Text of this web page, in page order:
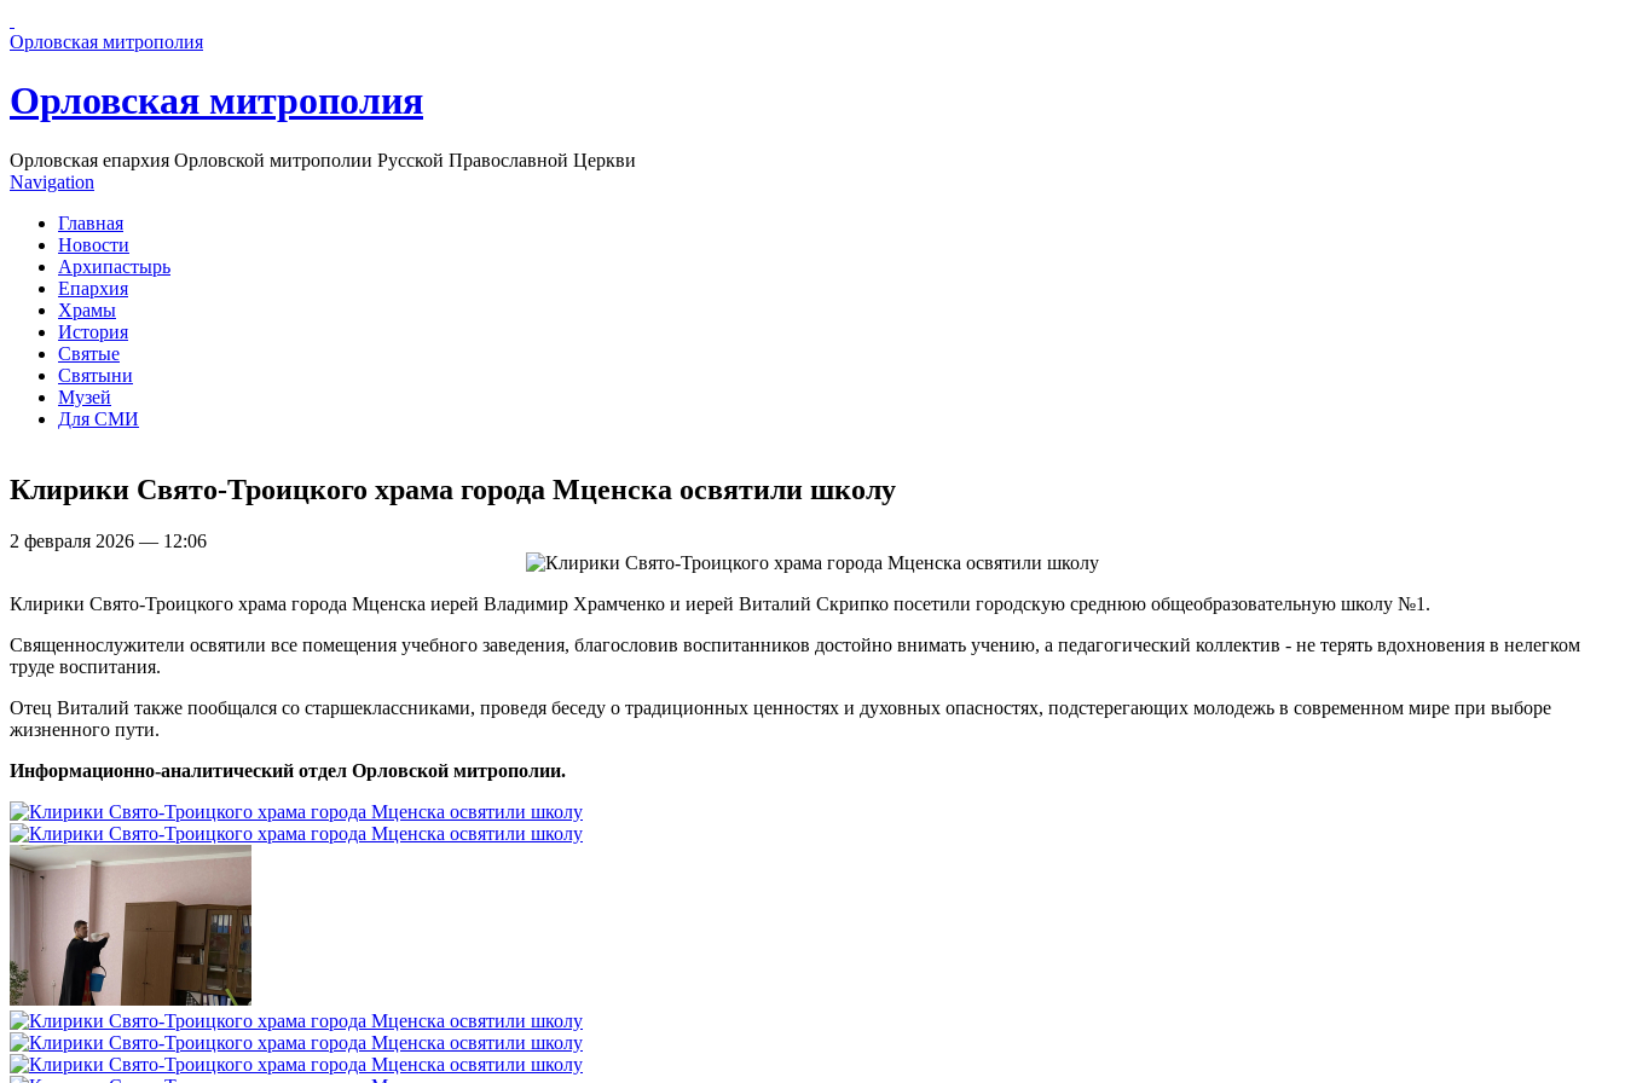
Орловская митрополия
Орловская митрополия
Орловская епархия Орловской митрополии Русской Православной Церкви
Navigation
Главная
Новости
Архипастырь
Епархия
Храмы
История
Святые
Святыни
Музей
Для СМИ
Клирики Свято-Троицкого храма города Мценска освятили школу
2 февраля 2026 — 12:06
Клирики Свято-Троицкого храма города Мценска иерей Владимир Храмченко и иерей Виталий Скрипко посетили городскую среднюю общеобразовательную школу №1.
Священнослужители освятили все помещения учебного заведения, благословив воспитанников достойно внимать учению, а педагогический коллектив - не терять вдохновения в нелегком
труде воспитания.
Отец Виталий также пообщался со старшеклассниками, проведя беседу о традиционных ценностях и духовных опасностях, подстерегающих молодежь в современном мире при выборе
жизненного пути.
Информационно-аналитический отдел Орловской митрополии.